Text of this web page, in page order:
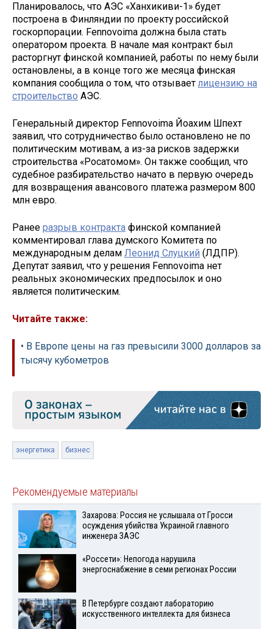
Планировалось, что АЭС «Ханхикиви-1» будет
построена в Финляндии по проекту российской
госкорпорации. Fennovoima должна была стать
оператором проекта. В начале мая контракт был
расторгнут финской компанией, работы по нему были
остановлены, а в конце того же месяца финская
компания сообщила о том, что отзываетлицензию на
строительство АЭС.
Генеральный директор Fennovoima Йоахим Шпехт
заявил, что сотрудничество было остановлено не по
политическим мотивам, а из-за рисков задержки
строительства «Росатомом». Он также сообщил, что
судебное разбирательство начато в первую очередь
для возвращения авансового платежа размером 800
млн евро.
Ранее разрыв контракта финской компанией
комментировал глава думского Комитета по
международным делам Леонид Слуцкий (ЛДПР).
Депутат заявил, что у решения Fennovoima нет
реальных экономических предпосылок и оно
является политическим.
Читайте также:
• В Европе цены на газ превысили 3000 долларов за
тысячу кубометров
энергетика бизнес
Рекомендуемые материалы
Захарова: Россия не услышала от Гросси
осуждения убийства Украиной главного
инженера ЗАЭС
«Россети»: Непогода нарушила
энергоснабжение в семи регионах России
В Петербурге создают лабораторию
искусственного интеллекта для бизнеса